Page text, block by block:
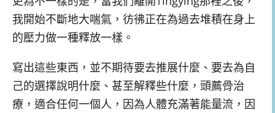
我開始不斷地大喘氣，彷彿正在為過去堆積在身上
的壓力做一種釋放一樣。
寫出這些東西，並不期待要去推展什麼、要去為自
己的選擇說明什麼、甚至解釋些什麼，頭薦骨治
療，適合任何一個人，因為人體充滿著能量流，因